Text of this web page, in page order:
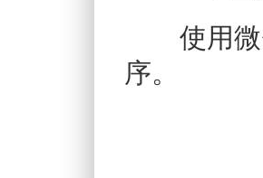
使用微信
序。